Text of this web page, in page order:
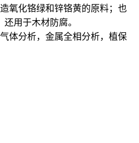
氧化铬绿和锌铬黄的原料；也
用于木材防腐。
体分析，金属全相分析，植保